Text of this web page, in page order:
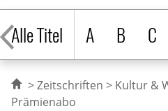
Alle Titel
A B C
Zeitschriften Kultur &
Prämienabo